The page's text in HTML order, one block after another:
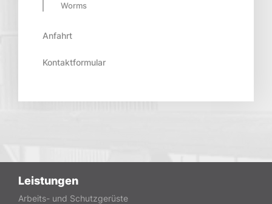
Worms
Anfahrt
Kontaktformular
Leistungen
Arbeits- und Schutzgerüste